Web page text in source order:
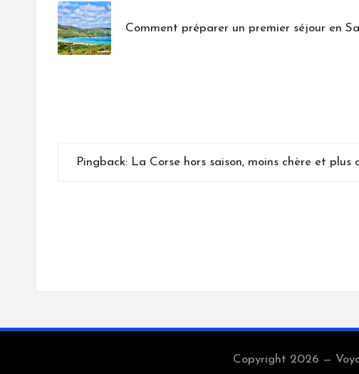
navigation
Comment préparer un premier séjour en
Pingback: La Corse hors saison, moins chère et plus
Copyright 2026 —